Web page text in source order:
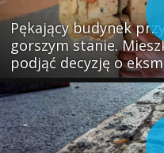
Pękający budynek
gorszym stanie.
podjąć decyzję o